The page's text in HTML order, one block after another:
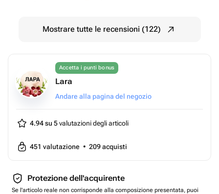
Mostrare tutte le recensioni (122)
Accetta i punti bonus
Lara
Andare alla pagina del negozio
4.94 su 5valutazioni degli articoli
451 valutazione • 209acquisti
Protezione dell'acquirente
Se l'articolo reale non corrisponde alla composizione presentata, puoi